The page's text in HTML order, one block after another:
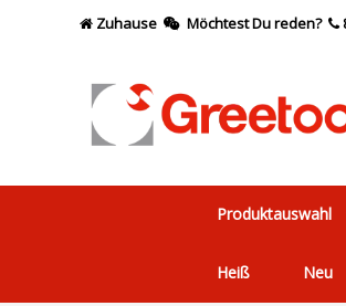
 Zuhause  Möchtest Du reden? 
Produktauswahl
Heiß Neu